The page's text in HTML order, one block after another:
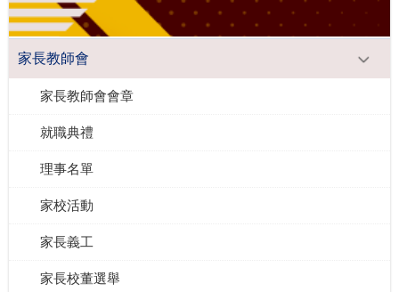
家長教師會
家長教師會會章
就職典禮
理事名單
家校活動
家長義工
家長校董選舉